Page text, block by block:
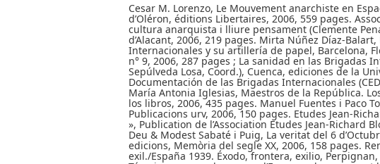
Cesar M. Lorenzo, Le Mouvement anarchiste en
d’Oléron, éditions Libertaires, 2006, 559 pages.
cultura anarquista i lliure pensament (Clemente
d’Alacant, 2006, 219 pages. Mirta Núñez Díaz-
Internacionales y su artillería de papel, Barcelona,
n° 9, 2006, 287 pages ; La sanidad en las Brigadas
Sepúlveda Losa, Coord.), Cuenca, ediciones de la
Documentación de las Brigadas Internacionales
María Antonia Iglesias, Maestros de la República.
los libros, 2006, 435 pages. Manuel Fuentes i Paco
Publicacions urv, 2006, 150 pages. Etudes Jean-
», Publication de l’Association Etudes Jean-Richard
Deu & Modest Sabaté i Puig, La veritat del 6
edicions, Memòria del segle XX, 2006, 158 pages.
exil./España 1939. Éxodo, frontera, exilio,